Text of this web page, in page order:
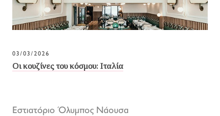
03/03/2026
Οι κουζίνες του κόσμου: Ιταλία
Εστιατόριο Όλυμπος Νάουσα